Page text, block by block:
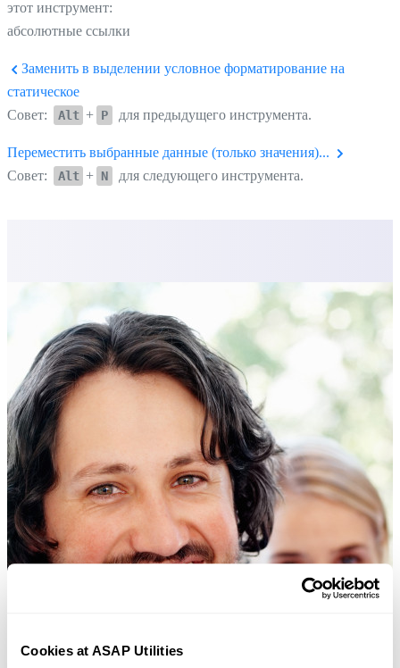
Cookies at ASAP Utilities
этот инструмент:
абсолютные ссылки
Заменить в выделении условное форматирование на
статическое
Совет:
Alt + P для предыдущего инструмента.
Переместить выбранные данные (только значения)...
Совет:
Alt + N для следующего инструмента.